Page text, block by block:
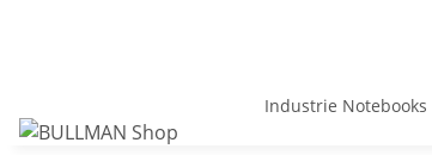
Industrie Notebooks